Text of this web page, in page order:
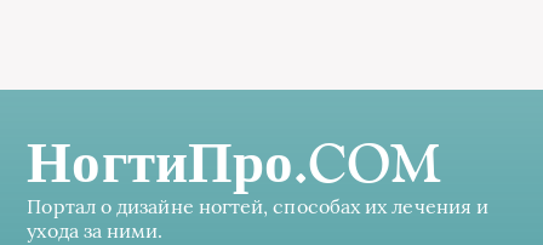
НогтиПро.COM
Портал о дизайне ногтей, способах их лечения и
ухода за ними.